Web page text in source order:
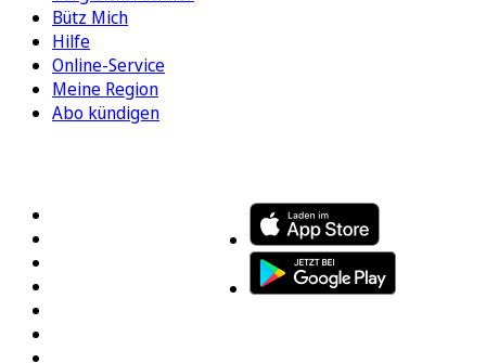
Bütz Mich
Hilfe
Online-Service
Meine Region
Abo kündigen